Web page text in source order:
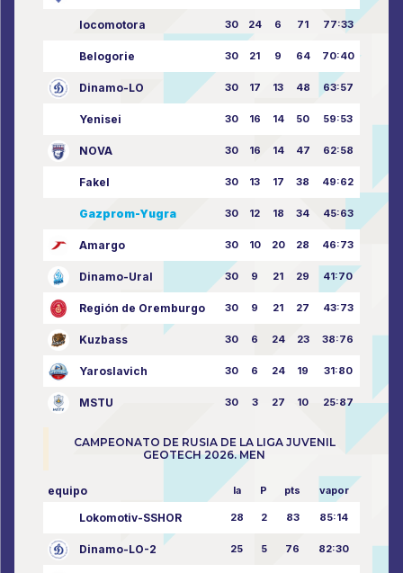
locomotora 30 24 6 71 77:33
Belogorie 30 21 9 64 70:40
Dinamo-LO 30 17 13 48 63:57
Yenisei 30 16 14 50 59:53
NOVA 30 16 14 47 62:58
Fakel 30 13 17 38 49:62
Gazprom-Yugra 30 12 18 34 45:63
Amargo 30 10 20 28 46:73
Dinamo-Ural 30 9 21 29 41:70
Región de Oremburgo 30 9 21 27 43:73
Kuzbass 30 6 24 23 38:76
Yaroslavich 30 6 24 19 31:80
MSTU 30 3 27 10 25:87
CAMPEONATO DE RUSIA DE LA LIGA JUVENIL
GEOTECH 2026. MEN
equipo la P pts vapor
Lokomotiv-SSHOR 28 2 83 85:14
Dinamo-LO-2 25 5 76 82:30